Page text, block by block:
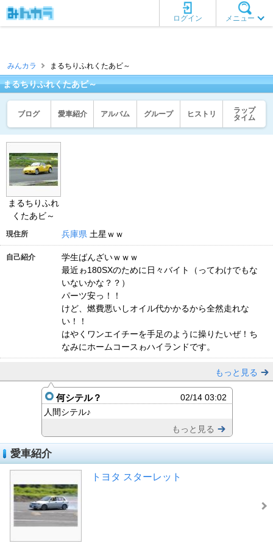
メニュー
ログイン
みんカラ まるちりふれくたあビ～
まるちりふれくたあビ～
ブログ 愛車紹介 アルバム グループ ヒストリ
ラップ
タイム
まるちりふれ
くたあビ～
現住所 兵庫県 土星ｗｗ
自己紹介
学生ばんざいｗｗｗ
最近ゎ180SXのために日々バイト（ってわけでもな
いないかな？？）
パーツ安っ！！
けど、燃費悪いしオイル代かかるから全然走れな
い！！
はやくワンエイチーを手足のように操りたいぜ！ち
なみにホームコースゎハイランドです。
もっと見る
何シテル？
02/14 03:02
人間シテル♪
もっと見る
愛車紹介
トヨタ スターレット